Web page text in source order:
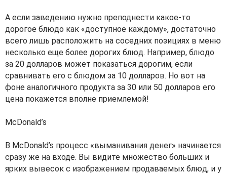
А если заведению нужно преподнести какое-то
дорогое блюдо как «доступное каждому», достаточно
всего лишь расположить на соседних позициях в меню
несколько еще более дорогих блюд. Например, блюдо
за 20 долларов может показаться дорогим, если
сравнивать его с блюдом за 10 долларов. Но вот на
фоне аналогичного продукта за 30 или 50 долларов его
цена покажется вполне приемлемой!
McDonald’s
В McDonald’s процесс «выманивания денег» начинается
сразу же на входе. Вы видите множество больших и
ярких вывесок с изображением продаваемых блюд, и у